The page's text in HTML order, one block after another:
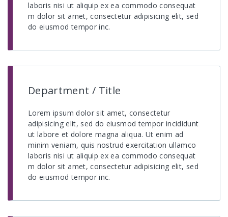
laboris nisi ut aliquip ex ea commodo consequat
m dolor sit amet, consectetur adipisicing elit, sed
do eiusmod tempor inc.
Department / Title
Lorem ipsum dolor sit amet, consectetur
adipisicing elit, sed do eiusmod tempor incididunt
ut labore et dolore magna aliqua. Ut enim ad
minim veniam, quis nostrud exercitation ullamco
laboris nisi ut aliquip ex ea commodo consequat
m dolor sit amet, consectetur adipisicing elit, sed
do eiusmod tempor inc.